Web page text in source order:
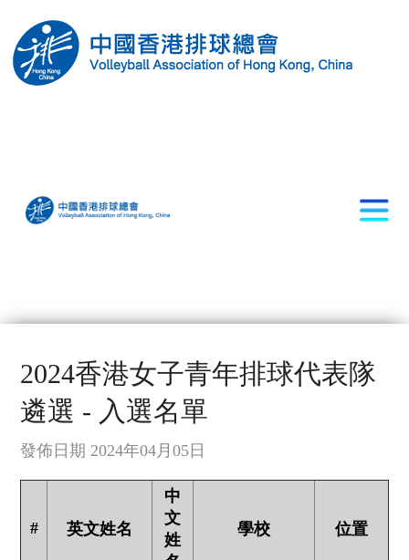
2024香港女子青年排球代表隊
遴選 - 入選名單
發佈日期 2024年04月05日
# 英文姓名
中
文
姓
學校 位置